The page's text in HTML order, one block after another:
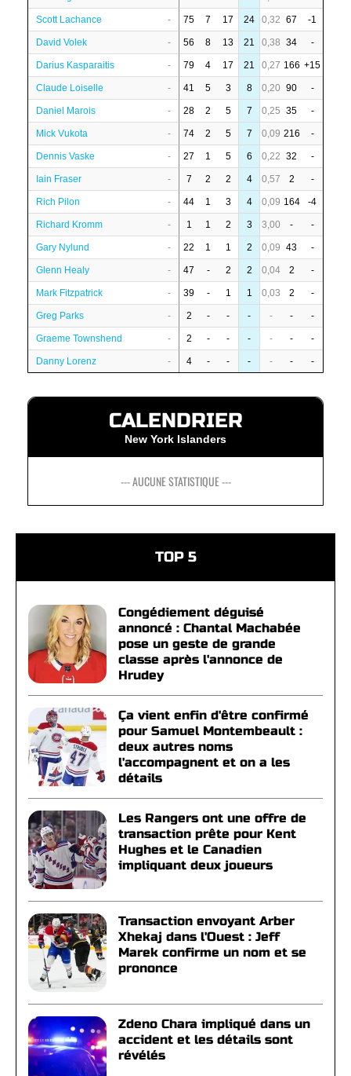
Scott Lachance - 75 7 17 24 0,32 67 -1
David Volek - 56 8 13 21 0,38 34 -
Darius Kasparaitis - 79 4 17 21 0,27 166 +15
Claude Loiselle - 41 5 3 8 0,20 90 -
Daniel Marois - 28 2 5 7 0,25 35 -
Mick Vukota - 74 2 5 7 0,09 216 -
Dennis Vaske - 27 1 5 6 0,22 32 -
Iain Fraser - 7 2 2 4 0,57 2 -
Rich Pilon - 44 1 3 4 0,09 164 -4
Richard Kromm - 1 1 2 3 3,00 - -
Gary Nylund - 22 1 1 2 0,09 43 -
Glenn Healy - 47 - 2 2 0,04 2 -
Mark Fitzpatrick - 39 - 1 1 0,03 2 -
Greg Parks - 2 - - - - - -
Graeme Townshend - 2 - - - - - -
Danny Lorenz - 4 - - - - - -
CALENDRIER
New York Islanders
--- AUCUNE STATISTIQUE ---
TOP 5
Congédiement déguisé
annoncé : Chantal Machabée
pose un geste de grande
classe après l'annonce de
Hrudey
Ça vient enfin d'être confirmé
pour Samuel Montembeault :
deux autres noms
l'accompagnent et on a les
détails
Les Rangers ont une offre de
transaction prête pour Kent
Hughes et le Canadien
impliquant deux joueurs
Transaction envoyant Arber
Xhekaj dans l'Ouest : Jeff
Marek confirme un nom et se
prononce
Zdeno Chara impliqué dans un
accident et les détails sont
révélés